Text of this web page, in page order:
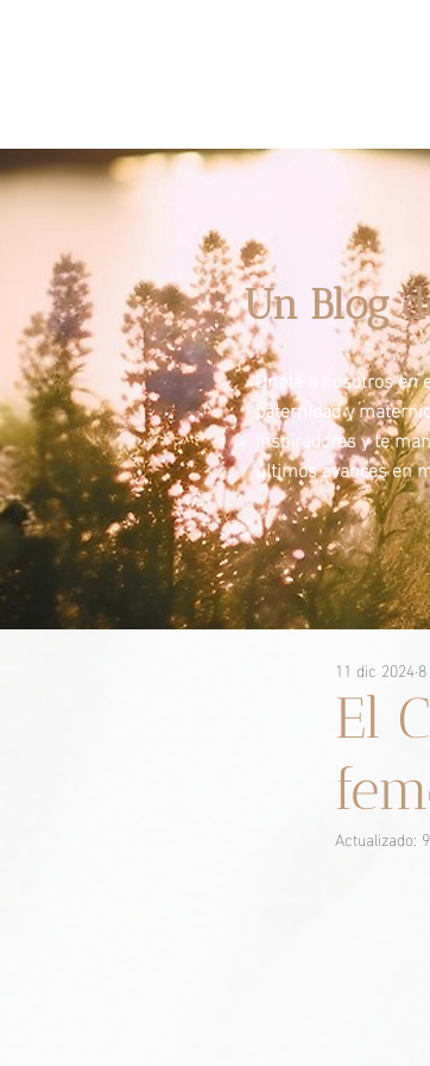
Un Blog
Únete a nosotros en
paternidad y
inspiradores y te
últimos avances en
El
11 dic 2024
Actualizado: